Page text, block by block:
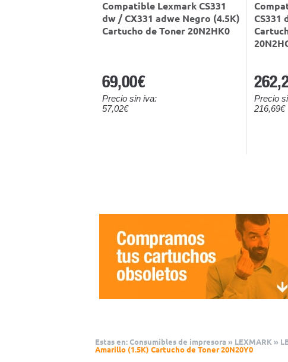
Compatible Lexmark CS331
dw / CX331 adwe Negro (4.5K)
Cartucho de Toner 20N2HK0
69,00€
Precio sin iva:
57,02€
CS331
Precio
216,69€
Estas en: Consumibles de impresora » LEXMARK »
Amarillo (1.5K) Cartucho de Toner 20N20Y0